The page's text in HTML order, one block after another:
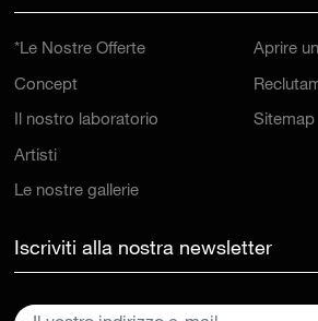
*Le Nostre Offerte
Concept
Il nostro laboratorio
Artisti
Le nostre gallerie
Aprire
Sitemap
Iscriviti alla nostra newsletter